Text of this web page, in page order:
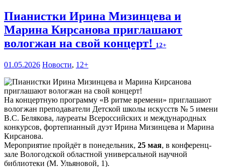
Пианистки Ирина Мизинцева и
Марина Кирсанова приглашают
вологжан на свой концерт! 12+
01.05.2026 Новости, 12+
На концертную программу «В ритме времени» приглашают
вологжан преподаватели Детской школы искусств № 5 имени
В.С. Белякова, лауреаты Всероссийских и международных
конкурсов, фортепианный дуэт Ирина Мизинцева и Марина
Кирсанова.
Мероприятие пройдёт в понедельник, 25 мая, в конференц-
зале Вологодской областной универсальной научной
библиотеки (М. Ульяновой, 1).